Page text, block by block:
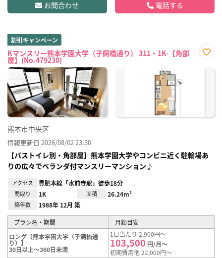
お問合わせ 電話する
割引キャンペーン
Kマンスリー熊本学園大学（子飼橋通り） 311・1K-【角部
屋】(No.479230)
に入
熊本市中央区
情報更新日 2026/08/02 23:30
【バストイレ別・角部屋】熊本学園大学やコンビニ近く駐輪場あ
りの広々でベランダ付マンスリーマンション♪
アクセス 豊肥本線「水前寺駅」徒歩18分
間取り 1K 面積 26.24m²
築年数 1988年 12月 築
プラン名・期間
月額目安
ロング【熊本学園大学（子飼橋通
り）】
30日以上～360日未満
1日当たり 2,900円～
103,500 円/月～
初期費用他 22,000円～